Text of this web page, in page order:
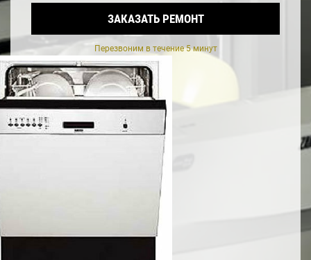
ЗАКАЗАТЬ РЕМОНТ
Перезвоним в течение 5 минут